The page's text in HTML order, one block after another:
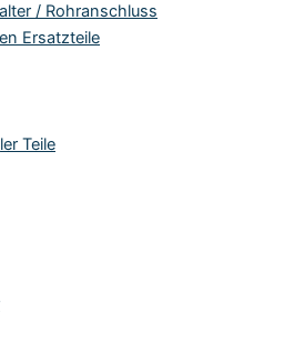
/ Rohranschluss
Ersatzteile
Teile